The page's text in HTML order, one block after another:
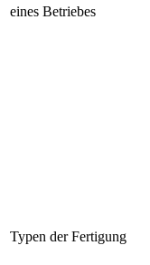
eines Betriebes
Typen der Fertigung